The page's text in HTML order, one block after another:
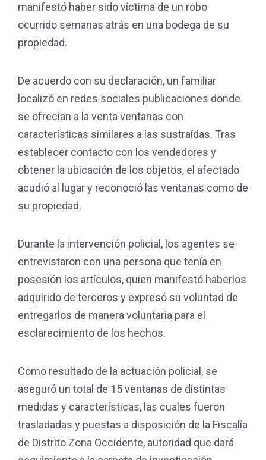
manifestó haber sido víctima de un robo
ocurrido semanas atrás en una bodega de su
propiedad.
De acuerdo con su declaración, un familiar
localizó en redes sociales publicaciones donde
se ofrecían a la venta ventanas con
características similares a las sustraídas. Tras
establecer contacto con los vendedores y
obtener la ubicación de los objetos, el afectado
acudió al lugar y reconoció las ventanas como de
su propiedad.
Durante la intervención policial, los agentes se
entrevistaron con una persona que tenía en
posesión los artículos, quien manifestó haberlos
adquirido de terceros y expresó su voluntad de
entregarlos de manera voluntaria para el
esclarecimiento de los hechos.
Como resultado de la actuación policial, se
aseguró un total de 15 ventanas de distintas
medidas y características, las cuales fueron
trasladadas y puestas a disposición de la Fiscalía
de Distrito Zona Occidente, autoridad que dará